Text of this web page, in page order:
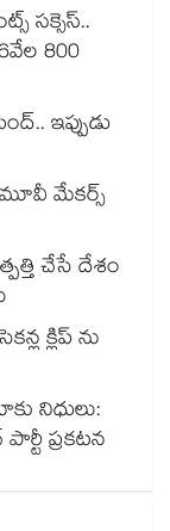
సక్సెస్..
800
ఇప్పుడు
మూవీ మేకర్స్
చేసే దేశం
క్లిప్ ను
నిధులు:
ప్రకటన